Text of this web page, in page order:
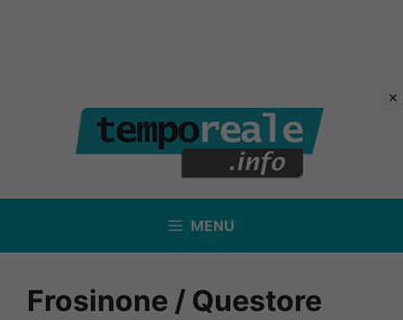
contenuto
MENU
Frosinone / Questore